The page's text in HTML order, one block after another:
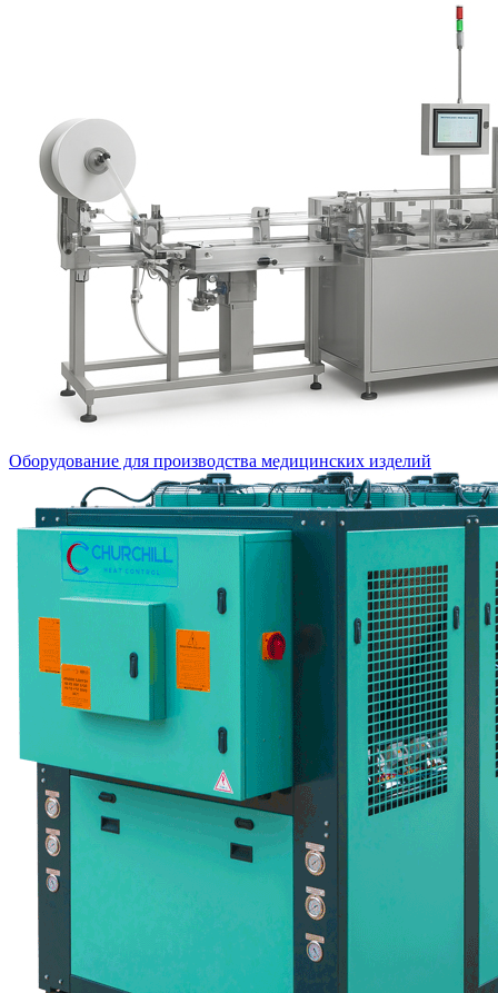
Оборудование для производства медицинских изделий